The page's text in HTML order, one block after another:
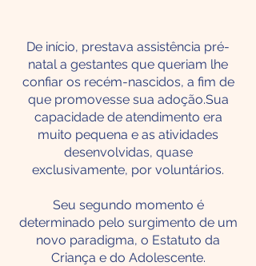
De início, prestava assistência pré-
natal a gestantes que queriam lhe
confiar os recém-nascidos, a fim de
que promovesse sua adoção.Sua
capacidade de atendimento era
muito pequena e as atividades
desenvolvidas, quase
exclusivamente, por voluntários.
Seu segundo momento é
determinado pelo surgimento de um
novo paradigma, o Estatuto da
Criança e do Adolescente.